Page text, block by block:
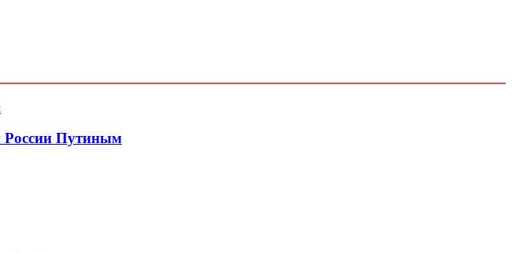
России Путиным